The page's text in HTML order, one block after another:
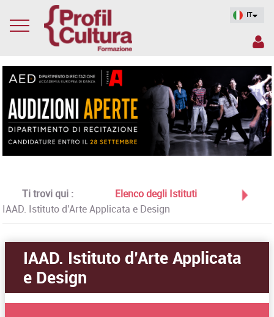
IT
Ti trovi qui :
Elenco degli Istituti
IAAD. Istituto d’Arte Applicata e Design
IAAD. Istituto d’Arte Applicata
e Design